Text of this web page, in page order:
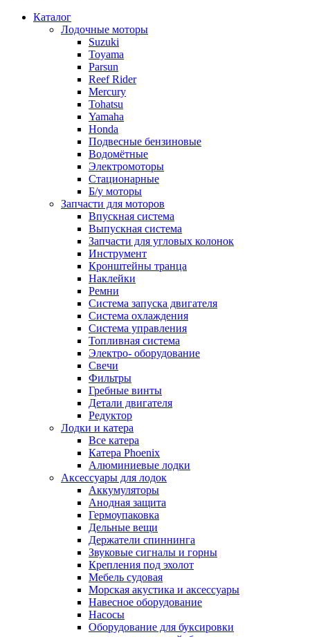
Каталог
Лодочные моторы
Suzuki
Toyama
Parsun
Reef Rider
Mercury
Tohatsu
Yamaha
Honda
Подвесные бензиновые
Водомётные
Электромоторы
Стационарные
Б/у моторы
Запчасти для моторов
Впускная система
Выпускная система
Запчасти для угловых колонок
Инструмент
Кронштейны транца
Наклейки
Ремни
Система запуска двигателя
Система охлаждения
Система управления
Топливная система
Электро- оборудование
Свечи
Фильтры
Гребные винты
Детали двигателя
Редуктор
Лодки и катера
Все катера
Катера Phoenix
Алюминиевые лодки
Аксессуары для лодок
Аккумуляторы
Анодная защита
Гермоупаковка
Дельные вещи
Держатели спиннинга
Звуковые сигналы и горны
Крепления под эхолот
Мебель судовая
Морская акустика и аксессуары
Навесное оборудование
Насосы
Оборудование для буксировки